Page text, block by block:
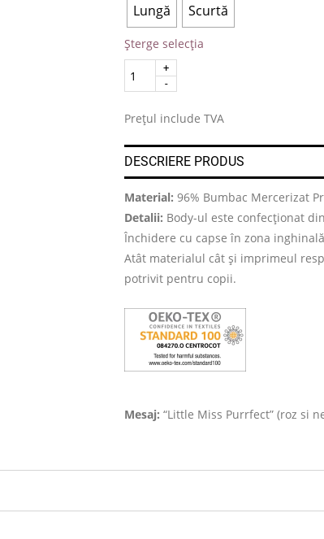
Lungă Scurtă
Șterge selecția
Quantity
Prețul include TVA
DESCRIERE PRODUS
Material: 96% Bumbac Mercerizat
Detalii: Body-ul este confecționat
Închidere cu capse în zona
Atât materialul cât și imprimeul
potrivit pentru copii.
Mesaj: “Little Miss Purrfect” (roz si